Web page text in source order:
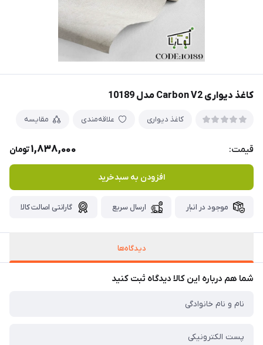
کاغذ دیواری Carbon V2 مدل 10189
کاغذ دیواری علاقه‌مندی مقایسه
قیمت: 1,838,000تومان
افزودن به سبدخرید
موجود در انبار ارسال سریع گارانتی اصالت کالا
دیدگاه‌ها
شما هم درباره این کالا دیدگاه ثبت کنید